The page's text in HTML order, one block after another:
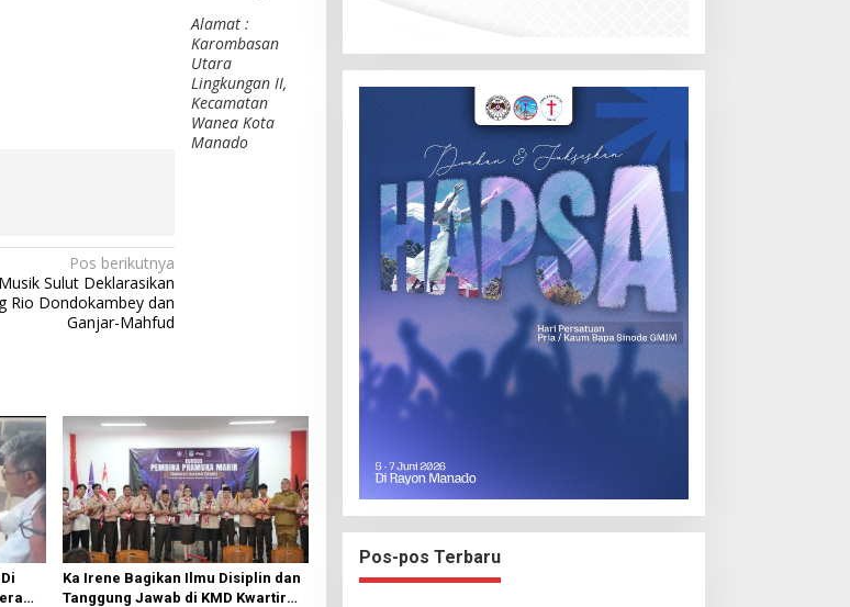
Pos berikutnya
Sulut Deklarasikan
Rio Dondokambey dan
Ganjar-Mahfud
Alamat :
Karombasan
Utara
Lingkungan II,
Kecamatan
Wanea Kota
Manado
Ka Irene Bagikan Ilmu Disiplin dan
Tanggung Jawab di KMD Kwartir
Pos-pos Terbaru